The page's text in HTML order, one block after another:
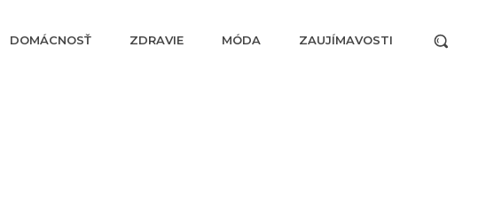
DOMÁCNOSŤ ZDRAVIE MÓDA ZAUJÍMAVOSTI